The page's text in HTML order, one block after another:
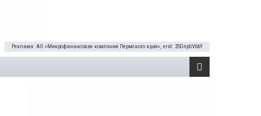
Реклама: АО «Микрофинансовая компания Пермского края», erid: 2SDnjdiVbbY